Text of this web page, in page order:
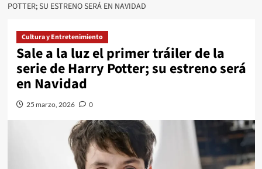
POTTER; SU ESTRENO SERÁ EN NAVIDAD
Cultura y Entretenimiento
Sale a la luz el primer tráiler de la
serie de Harry Potter; su estreno será
en Navidad
25 marzo, 2026 0